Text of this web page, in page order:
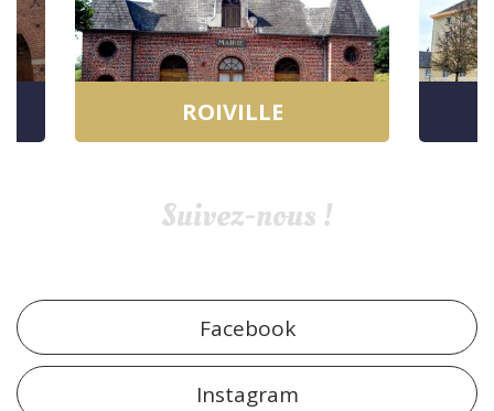
ROIVILLE
Suivez-nous !
Facebook
Instagram